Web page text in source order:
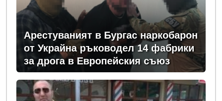
Арестуваният в Бургас наркобарон
от Украйна ръководел 14 фабрики
за дрога в Европейския съюз